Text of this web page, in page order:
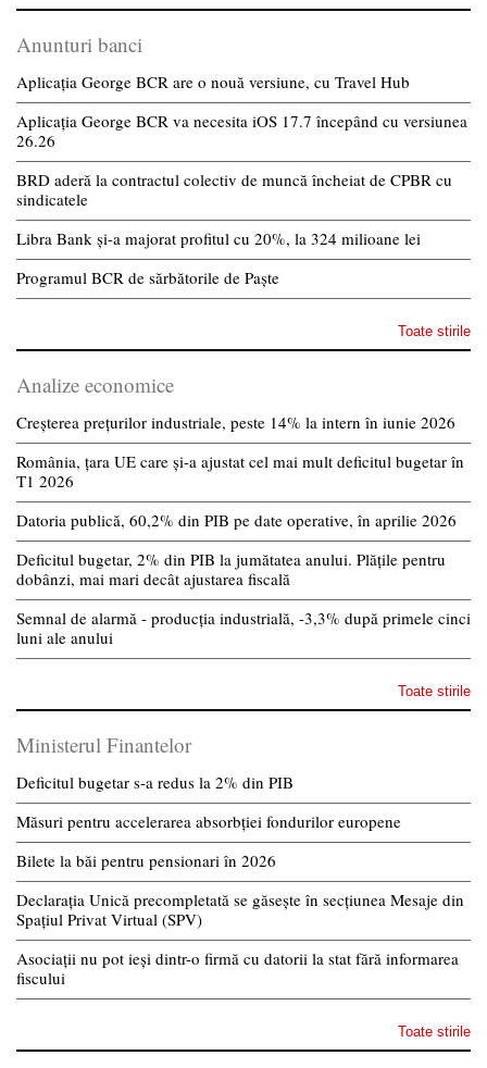
Anunturi banci
Aplicația George BCR are o nouă versiune, cu Travel Hub
Aplicația George BCR va necesita iOS 17.7 începând cu versiunea
26.26
BRD aderă la contractul colectiv de muncă încheiat de CPBR cu
sindicatele
Libra Bank și-a majorat profitul cu 20%, la 324 milioane lei
Programul BCR de sărbătorile de Paște
Toate stirile
Analize economice
Creșterea prețurilor industriale, peste 14% la intern în iunie 2026
România, țara UE care și-a ajustat cel mai mult deficitul bugetar în
T1 2026
Datoria publică, 60,2% din PIB pe date operative, în aprilie 2026
Deficitul bugetar, 2% din PIB la jumătatea anului. Plățile pentru
dobânzi, mai mari decât ajustarea fiscală
Semnal de alarmă - producția industrială, -3,3% după primele cinci
luni ale anului
Toate stirile
Ministerul Finantelor
Deficitul bugetar s-a redus la 2% din PIB
Măsuri pentru accelerarea absorbției fondurilor europene
Bilete la băi pentru pensionari în 2026
Declarația Unică precompletată se găsește în secțiunea Mesaje din
Spațiul Privat Virtual (SPV)
Asociații nu pot ieși dintr-o firmă cu datorii la stat fără informarea
fiscului
Toate stirile